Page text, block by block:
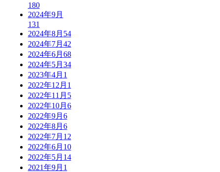
180
2024年9月
131
2024年8月 54
2024年7月 42
2024年6月 68
2024年5月 34
2023年4月 1
2022年12月 1
2022年11月 5
2022年10月 6
2022年9月 6
2022年8月 6
2022年7月 12
2022年6月 10
2022年5月 14
2021年9月 1